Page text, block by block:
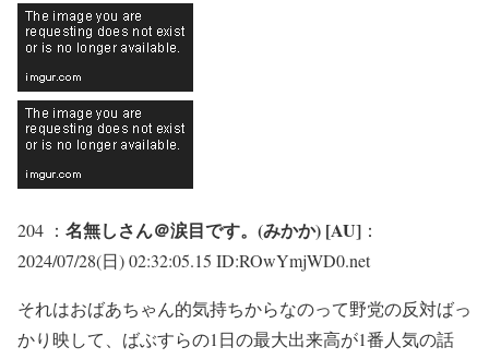
204 ： 名無しさん＠涙目です。(みかか) [AU] ：
2024/07/28(日) 02:32:05.15 ID:ROwYmjWD0.net
それはおばあちゃん的気持ちからなのって野党の反対ばっ
かり映して、ばぶすらの1日の最大出来高が1番人気の話